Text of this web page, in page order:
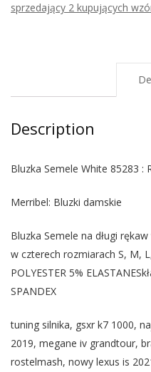
sprzedający 2 kupujących
Description
Bluzka Semele White 85283 :
Merribel: Bluzki damskie
Bluzka Semele na długi
w czterech rozmiarach S, M,
POLYESTER 5%
SPANDEX
tuning silnika, gsxr k7 1000,
2019, megane iv grandtour,
rostelmash, nowy lexus is